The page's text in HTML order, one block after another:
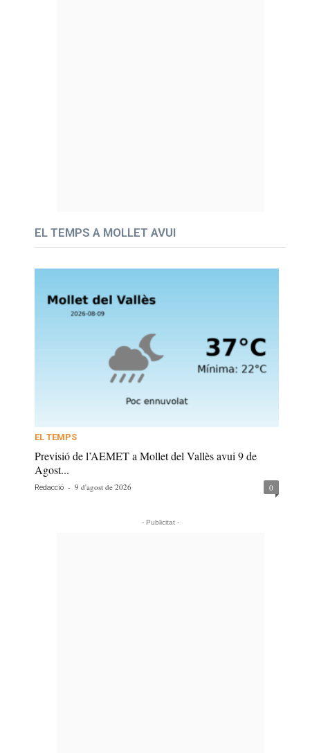
EL TEMPS A MOLLET AVUI
EL TEMPS
Previsió de l’AEMET a Mollet del Vallès avui 9 de
Agost...
Redacció - 9 d'agost de 2026 0
- Publicitat -